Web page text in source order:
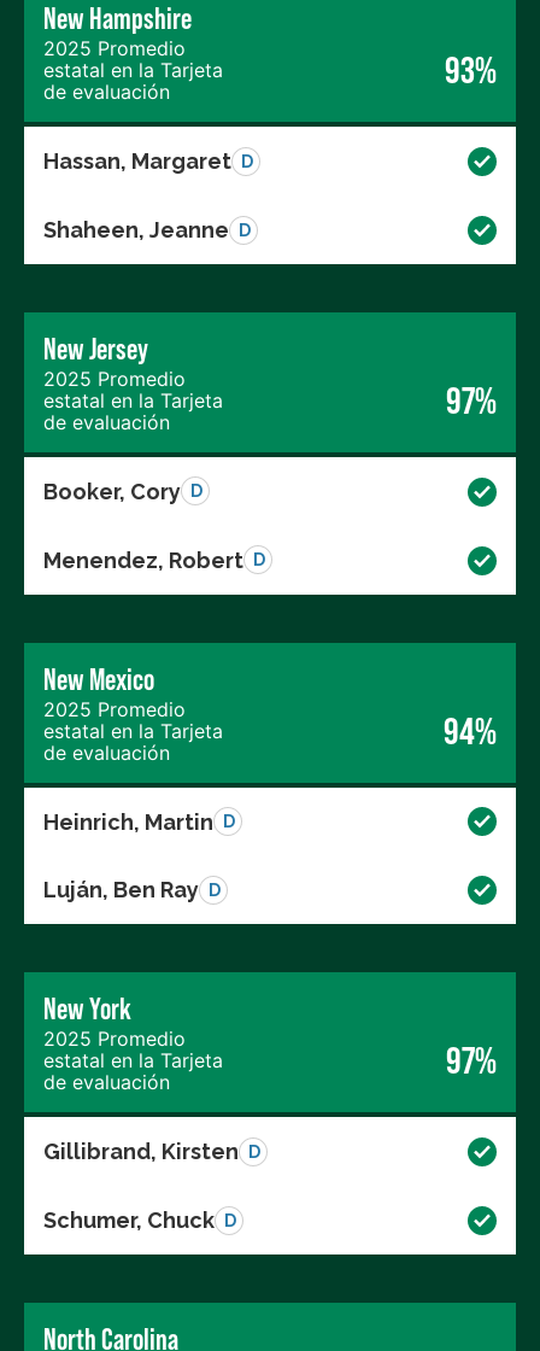
New Hampshire
2025 Promedio
estatal en la Tarjeta
de evaluación
93%
Hassan, Margaret D
Shaheen, Jeanne D
New Jersey
2025 Promedio
estatal en la Tarjeta
de evaluación
97%
Booker, Cory D
Menendez, Robert D
New Mexico
2025 Promedio
estatal en la Tarjeta
de evaluación
94%
Heinrich, Martin D
Luján, Ben Ray D
New York
2025 Promedio
estatal en la Tarjeta
de evaluación
97%
Gillibrand, Kirsten D
Schumer, Chuck D
North Carolina